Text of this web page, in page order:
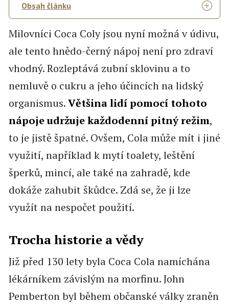
Obsah článku
Milovníci Coca Coly jsou nyní možná v údivu,
ale tento hnědo-černý nápoj není pro zdraví
vhodný. Rozleptává zubní sklovinu a to
nemluvě o cukru a jeho účincích na lidský
organismus.Většina lidí pomocí tohoto
nápoje udržuje každodenní pitný režim,
to je jistě špatné. Ovšem, Cola může mít i jiné
využití, například k mytí toalety, leštění
šperků, mincí, ale také na zahradě, kde
dokáže zahubit škůdce. Zdá se, že ji lze
využít na nespočet použití.
Trocha historie a vědy
Již před 130 lety byla Coca Cola namíchána
lékárníkem závislým na morfinu. John
Pemberton byl během občanské války zraněn